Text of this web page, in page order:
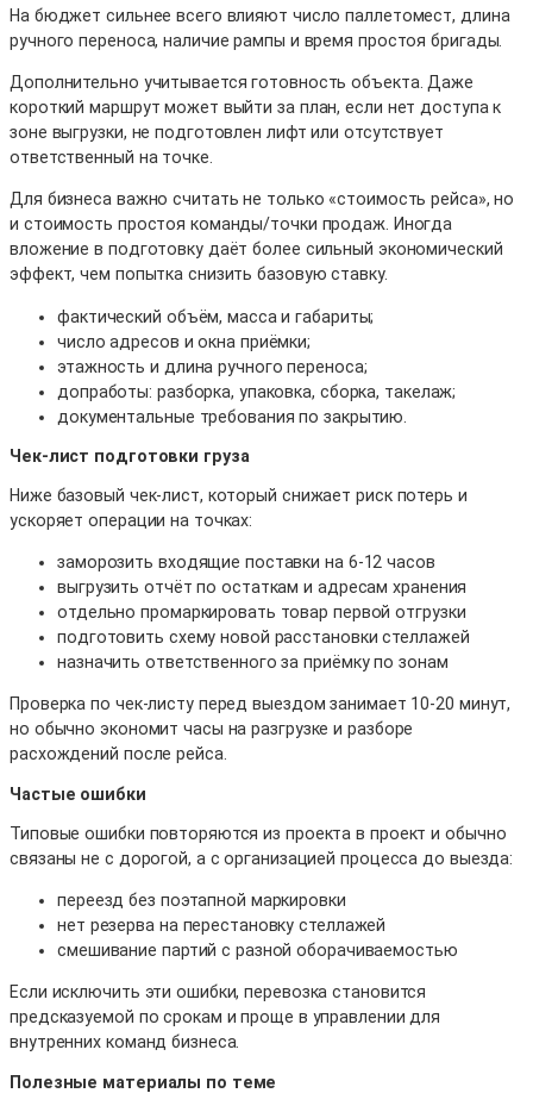
На бюджет сильнее всего влияют число паллетомест, длина
ручного переноса, наличие рампы и время простоя бригады.
Дополнительно учитывается готовность объекта. Даже
короткий маршрут может выйти за план, если нет доступа к
зоне выгрузки, не подготовлен лифт или отсутствует
ответственный на точке.
Для бизнеса важно считать не только «стоимость рейса», но
и стоимость простоя команды/точки продаж. Иногда
вложение в подготовку даёт более сильный экономический
эффект, чем попытка снизить базовую ставку.
фактический объём, масса и габариты;
число адресов и окна приёмки;
этажность и длина ручного переноса;
допработы: разборка, упаковка, сборка, такелаж;
документальные требования по закрытию.
Чек-лист подготовки груза
Ниже базовый чек-лист, который снижает риск потерь и
ускоряет операции на точках:
заморозить входящие поставки на 6-12 часов
выгрузить отчёт по остаткам и адресам хранения
отдельно промаркировать товар первой отгрузки
подготовить схему новой расстановки стеллажей
назначить ответственного за приёмку по зонам
Проверка по чек-листу перед выездом занимает 10-20 минут,
но обычно экономит часы на разгрузке и разборе
расхождений после рейса.
Частые ошибки
Типовые ошибки повторяются из проекта в проект и обычно
связаны не с дорогой, а с организацией процесса до выезда:
переезд без поэтапной маркировки
нет резерва на перестановку стеллажей
смешивание партий с разной оборачиваемостью
Если исключить эти ошибки, перевозка становится
предсказуемой по срокам и проще в управлении для
внутренних команд бизнеса.
Полезные материалы по теме